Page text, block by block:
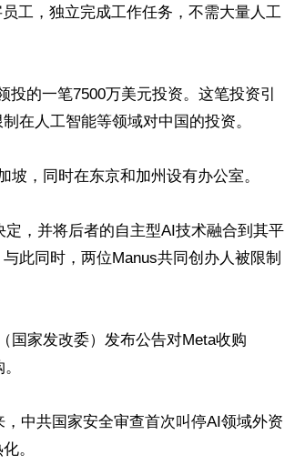
工，独立完成工作任务，不需大量人工
的一笔7500万美元投资。这笔投资引
在人工智能等领域对中国的投资。
，同时在东京和加州设有办公室。
，并将后者的自主型AI技术融合到其平
此同时，两位Manus共同创办人被限制
国家发改委）发布公告对Meta收购
中共国家安全审查首次叫停AI领域外资
。